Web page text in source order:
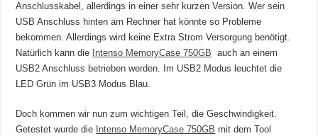
Anschlusskabel, allerdings in einer sehr kurzen Version. Wer sein
USB Anschluss hinten am Rechner hat könnte so Probleme
bekommen. Allerdings wird keine Extra Strom Versorgung benötigt.
Natürlich kann die Intenso MemoryCase 750GB auch an einem
USB2 Anschluss betrieben werden. Im USB2 Modus leuchtet die
LED Grün im USB3 Modus Blau.
Doch kommen wir nun zum wichtigen Teil, die Geschwindigkeit.
Getestet wurde die Intenso MemoryCase 750GB mit dem Tool